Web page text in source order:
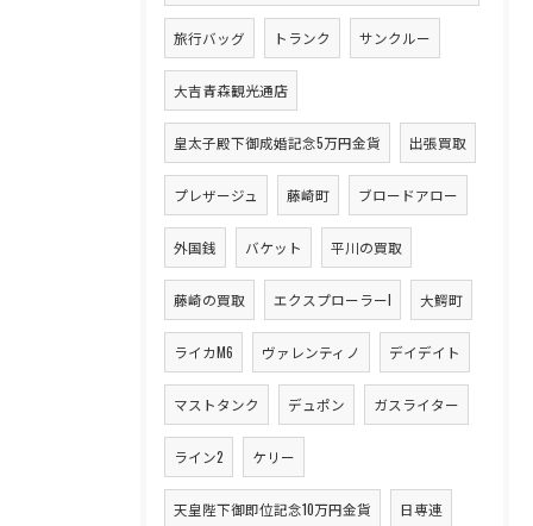
旅行バッグ トランク サンクルー
大吉青森観光通店
皇太子殿下御成婚記念5万円金貨 出張買取
プレザージュ 藤崎町 ブロードアロー
外国銭 バケット 平川の買取
藤崎の買取 エクスプローラーI 大鰐町
ライカM6 ヴァレンティノ デイデイト
マストタンク デュポン ガスライター
ライン2 ケリー
天皇陛下御即位記念10万円金貨 日専連